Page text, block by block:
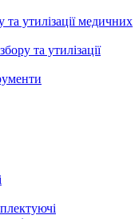
утилізації медичних
та утилізації